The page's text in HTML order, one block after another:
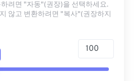
려면 "자동"(권장)을 선택하세요.
않고 변환하려면 "복사"(권장하지